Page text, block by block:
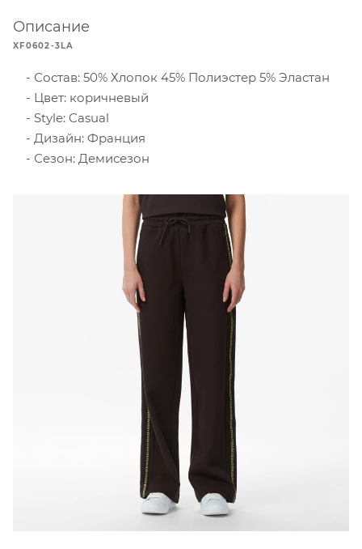
Описание
XF0602-3LA
Состав: 50% Хлопок 45% Полиэстер 5% Эластан
Цвет: коричневый
Style: Casual
Дизайн: Франция
Сезон: Демисезон